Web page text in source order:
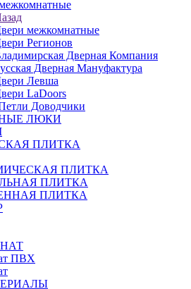
межкомнатные
Регионов
Дверная Компания
Дверная Мануфактура
Левша
LaDoors
Доводчики
ЛЮКИ
ПЛИТКА
ПЛИТКА
ПЛИТКА
ПЛИТКА
ПВХ